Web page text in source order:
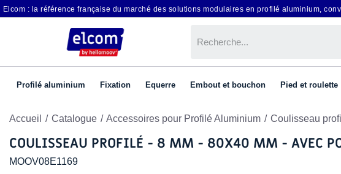
Elcom : la référence française du marché des solutions modulaires en profilé aluminium,
Profilé aluminium Fixation Equerre Embout et bouchon Pied et roulette
Accueil Catalogue Accessoires pour Profilé Aluminium Coulisseau
COULISSEAU PROFILÉ - 8 MM - 80X40 MM - AVEC
MOOV08E1169